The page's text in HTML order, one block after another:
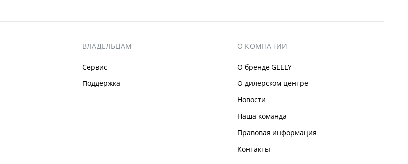
ВЛАДЕЛЬЦАМ
Сервис
Поддержка
О КОМПАНИИ
О бренде GEELY
О дилерском центре
Новости
Наша команда
Правовая информация
Контакты